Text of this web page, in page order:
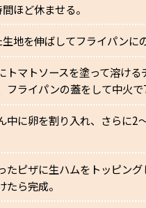
ほど休ませる。
地を伸ばしてフライパンに
トマトソースを塗って溶ける
フライパンの蓋をして中火で
中に卵を割り入れ、さらに2
たピザに生ハムをトッピン
たら完成。